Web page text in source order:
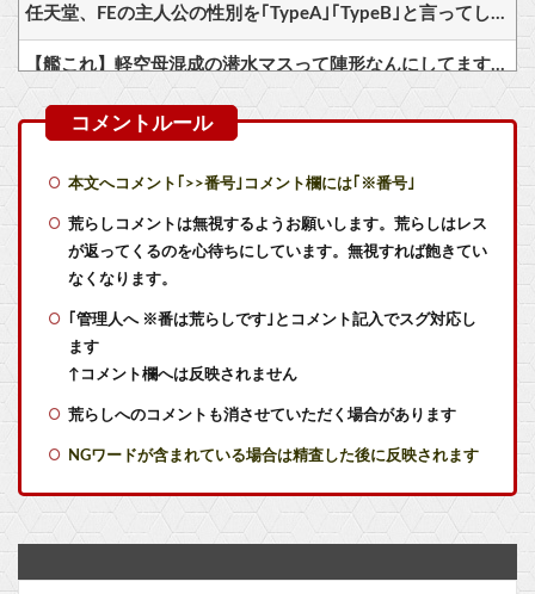
任天堂、FEの主人公の性別を｢TypeA｣｢TypeB｣と言ってしまう…
【艦これ】軽空母混成の潜水マスって陣形なんにしてますの？？？
【艦これ】ジャージ鹿島 他
【艦これ】差し入れゴトさん 他
FE万紫千紅、難易度が「ノーマル」と「ハード」のみの模様
同級生が食われた………。
少年ジャンプの人気マンガグッズを“大量注文しキャンセル”繰り返したか 女逮捕 総額43億円以上他
本文へコメント｢>>番号｣コメント欄には｢※番号｣
荒らしコメントは無視するようお願いします。荒らしはレス
が返ってくるのを心待ちにしています。無視すれば飽きてい
なくなります。
｢管理人へ ※番は荒らしです｣とコメント記入でスグ対応し
ます
↑コメント欄へは反映されません
荒らしへのコメントも消させていただく場合があります
NGワードが含まれている場合は精査した後に反映されます